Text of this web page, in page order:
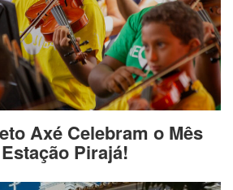
Axé Celebram o Mês
Pirajá!